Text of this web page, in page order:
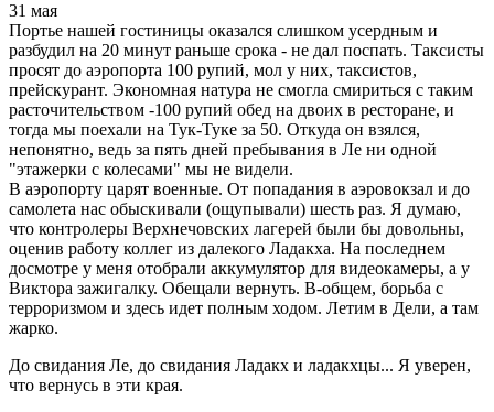
31 мая
Портье нашей гостиницы оказался слишком усердным и
разбудил на 20 минут раньше срока - не дал поспать. Таксисты
просят до аэропорта 100 рупий, мол у них, таксистов,
прейскурант. Экономная натура не смогла смириться с таким
расточительством -100 рупий обед на двоих в ресторане, и
тогда мы поехали на Тук-Туке за 50. Откуда он взялся,
непонятно, ведь за пять дней пребывания в Ле ни одной
"этажерки с колесами" мы не видели.
В аэропорту царят военные. От попадания в аэровокзал и до
самолета нас обыскивали (ощупывали) шесть раз. Я думаю,
что контролеры Верхнечовских лагерей были бы довольны,
оценив работу коллег из далекого Ладакха. На последнем
досмотре у меня отобрали аккумулятор для видеокамеры, а у
Виктора зажигалку. Обещали вернуть. В-общем, борьба с
терроризмом и здесь идет полным ходом. Летим в Дели, а там
жарко.
До свидания Ле, до свидания Ладакх и ладакхцы... Я уверен,
что вернусь в эти края.